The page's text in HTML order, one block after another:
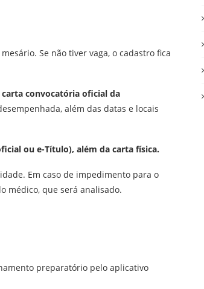
Se não tiver vaga, o cadastro fica
convocatória oficial da
além das datas e locais
ou e-Título), além da carta física.
Em caso de impedimento para o
médico, que será analisado.
preparatório pelo aplicativo